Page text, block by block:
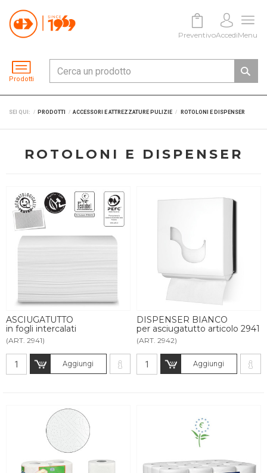
Prodotti
PreventivoAccediMenu
SEI QUI: PRODOTTI ACCESSORI E ATTREZZATURE PULIZIE ROTOLONI E DISPENSER
ROTOLONI E DISPENSER
ASCIUGATUTTO
in fogli intercalati
(ART. 2941)
Aggiungi
DISPENSER BIANCO
per asciugatutto articolo 2941
(ART. 2942)
Aggiungi